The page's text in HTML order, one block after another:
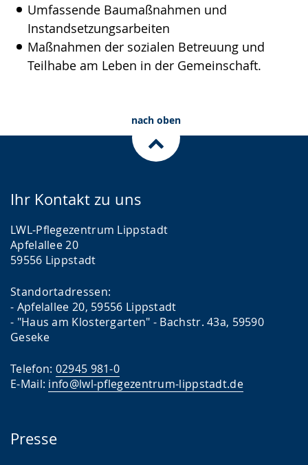
Umfassende Baumaßnahmen und
Instandsetzungsarbeiten
Maßnahmen der sozialen Betreuung und
Teilhabe am Leben in der Gemeinschaft.
nach oben
Ihr Kontakt zu uns
LWL-Pflegezentrum Lippstadt
Apfelallee 20
59556 Lippstadt
Standortadressen:
- Apfelallee 20, 59556 Lippstadt
- "Haus am Klostergarten" - Bachstr. 43a, 59590
Geseke
Telefon: 02945 981-0
E-Mail: info@lwl-pflegezentrum-lippstadt.de
Presse